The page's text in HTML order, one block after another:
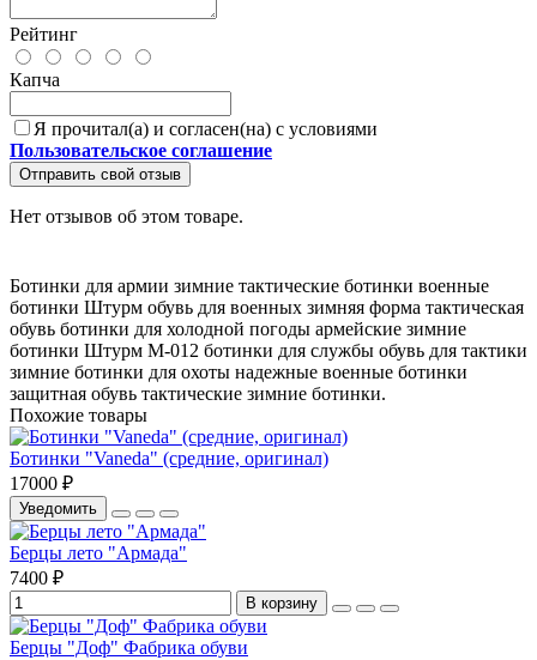
Рейтинг
Капча
Я прочитал(а) и согласен(на) с условиями
Пользовательское соглашение
Отправить свой отзыв
Нет отзывов об этом товаре.
Ботинки для армии зимние тактические ботинки военные
ботинки Штурм обувь для военных зимняя форма тактическая
обувь ботинки для холодной погоды армейские зимние
ботинки Штурм М-012 ботинки для службы обувь для тактики
зимние ботинки для охоты надежные военные ботинки
защитная обувь тактические зимние ботинки.
Похожие товары
Ботинки "Vaneda" (средние, оригинал)
17000 ₽
Уведомить
Берцы лето "Армада"
7400 ₽
В корзину
Берцы "Доф" Фабрика обуви